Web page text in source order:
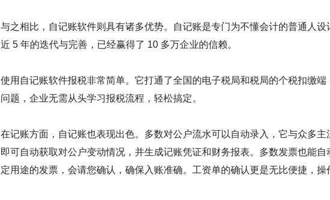
与之相比，自记账软件则具有诸多优势。自记账是专门为不懂会计的普通人
近 5 年的迭代与完善，已经赢得了 10 多万企业的信赖。
使用自记账软件报税非常简单。它打通了全国的电子税局和税局的个税扣缴
问题，企业无需从头学习报税流程，轻松搞定。
在记账方面，自记账也表现出色。多数对公户流水可以自动录入，它与众多
即可自动获取对公户变动情况，并生成记账凭证和财务报表。多数发票也能自
定用途的发票，会请您确认，确保入账准确。工资单的确认更是无比便捷，操